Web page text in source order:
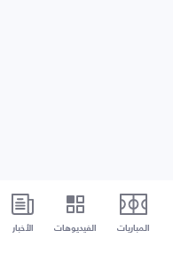
المباريات الفيديوهات الأخبار